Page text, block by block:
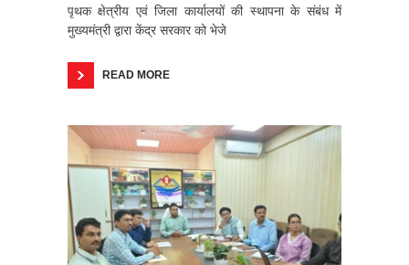
पृथक क्षेत्रीय एवं जिला कार्यालयों की स्थापना के संबंध में
मुख्यमंत्री द्वारा केंद्र सरकार को भेजे
READ MORE